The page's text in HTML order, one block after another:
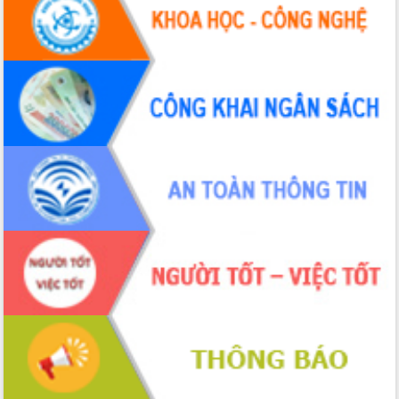
Hội thảo khoa học “Giải pháp thúc đẩy
phát triển nền kinh tế xanh tại tỉnh
Đắk Lắk”
Tăng cường giám sát, đôn đốc thực
hiện nhiệm vụ quản lý tài sản công
hàng tuần
Tháo gỡ những vướng mắc, đẩy mạnh
công tác cải cách thủ tục hành chính
tại Trung tâm Phục vụ hành chính
công tỉnh
Đắk Lắk: Tôn vinh 46 giải pháp tại Hội
thi Sáng tạo Kỹ thuật 2024 - 2025
Đắk Lắk rà soát, điều chỉnh Đề án 190
về phát triển nuôi trồng thủy sản
Phó Chủ tịch UBND tỉnh Đắk Lắk
Trương Công Thái kiểm tra thực địa
Dự án cao tốc Khánh Hòa - Buôn Ma
Thuột
Định vị cà phê Việt Nam như một “di
sản sống” trong dòng chảy toàn cầu